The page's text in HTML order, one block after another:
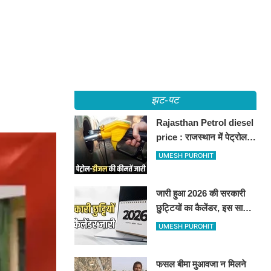
झट-पट
Rajasthan Petrol diesel
price : राजस्थान में पेट्रोल-
डीजल की कीमतें जारी, जानिए
UMESH PUROHIT
जारी हुआ 2026 की सरकारी
छुट्टियों का कैलेंडर, इस साल
कई बार मिलेगा लगातार
UMESH PUROHIT
फसल बीमा मुआवजा न मिलने